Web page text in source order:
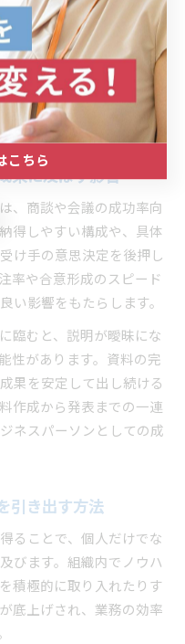
かけて準備した場合、当
に「うまく伝わった」と
れがさらなるモチベーシ
げにつながります。成功
の信頼獲得やキャリアア
果に及ぼす影響
、商談や会議の成功率向
得しやすい構成や、具体
け手の意思決定を後押し
率や合意形成のスピード
い影響をもたらします。
臨むと、説明が曖昧にな
性があります。資料の完
果を安定して出し続ける
作成から発表までの一連
ネスパーソンとしての成
引き出す方法
ることで、個人だけでな
びます。組織内でノウハ
積極的に取り入れたりす
底上げされ、業務の効率
こちら
こちら